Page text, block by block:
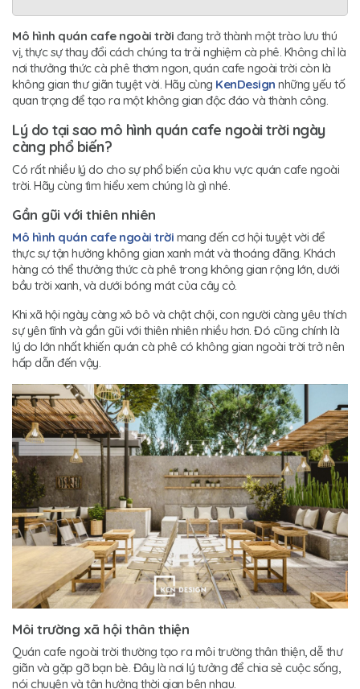
Mô hình quán cafe ngoài trời đang trở thành một trào lưu thú
vị, thực sự thay đổi cách chúng ta trải nghiệm cà phê. Không chỉ là
nơi thưởng thức cà phê thơm ngon, quán cafe ngoài trời còn là
không gian thư giãn tuyệt vời. Hãy cùng KenDesign những yếu tố
quan trọng để tạo ra một không gian độc đáo và thành công.
Lý do tại sao mô hình quán cafe ngoài trời ngày
càng phổ biến?
Có rất nhiều lý do cho sự phổ biến của khu vực quán cafe ngoài
trời. Hãy cùng tìm hiểu xem chúng là gì nhé.
Gần gũi với thiên nhiên
Mô hình quán cafe ngoài trời mang đến cơ hội tuyệt vời để
thực sự tận hưởng không gian xanh mát và thoáng đãng. Khách
hàng có thể thưởng thức cà phê trong không gian rộng lớn, dưới
bầu trời xanh, và dưới bóng mát của cây cỏ.
Khi xã hội ngày càng xô bô và chật chội, con người càng yêu thích
sự yên tĩnh và gần gũi với thiên nhiên nhiều hơn. Đó cũng chính là
lý do lớn nhất khiến quán cà phê có không gian ngoài trời trở nên
hấp dẫn đến vậy.
Môi trường xã hội thân thiện
Quán cafe ngoài trời thường tạo ra môi trường thân thiện, dễ thư
giãn và gặp gỡ bạn bè. Đây là nơi lý tưởng để chia sẻ cuộc sống,
nói chuyện và tận hưởng thời gian bên nhau.